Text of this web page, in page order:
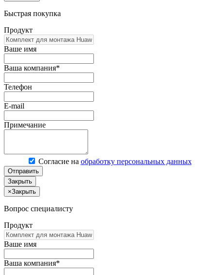
Быстрая покупка
Продукт
Ваше имя
Ваша компания*
Телефон
E-mail
Примечание
Согласие на обработку персональных данных
Отправить
Закрыть
×Закрыть
Вопрос специалисту
Продукт
Ваше имя
Ваша компания*